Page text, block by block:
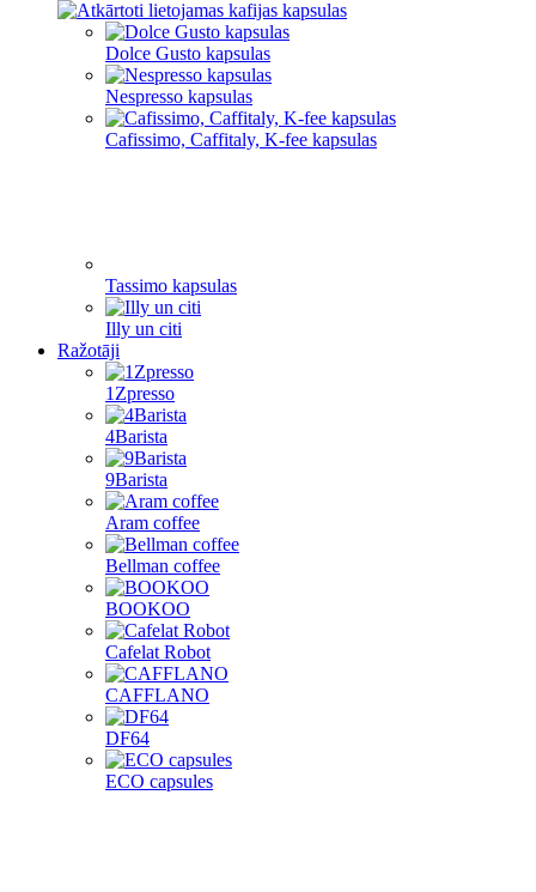
Dolce Gusto kapsulas
Nespresso kapsulas
Cafissimo, Caffitaly, K-fee kapsulas
Tassimo kapsulas
Illy un citi
Ražotāji
1Zpresso
4Barista
9Barista
Aram coffee
Bellman coffee
BOOKOO
Cafelat Robot
CAFFLANO
DF64
ECO capsules